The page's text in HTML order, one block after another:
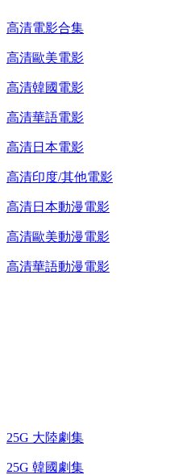
高清電影合集
高清歐美電影
高清韓國電影
高清華語電影
高清日本電影
高清印度/其他電影
高清日本動漫電影
高清歐美動漫電影
高清華語動漫電影
25G 大陸劇集
25G 韓國劇集